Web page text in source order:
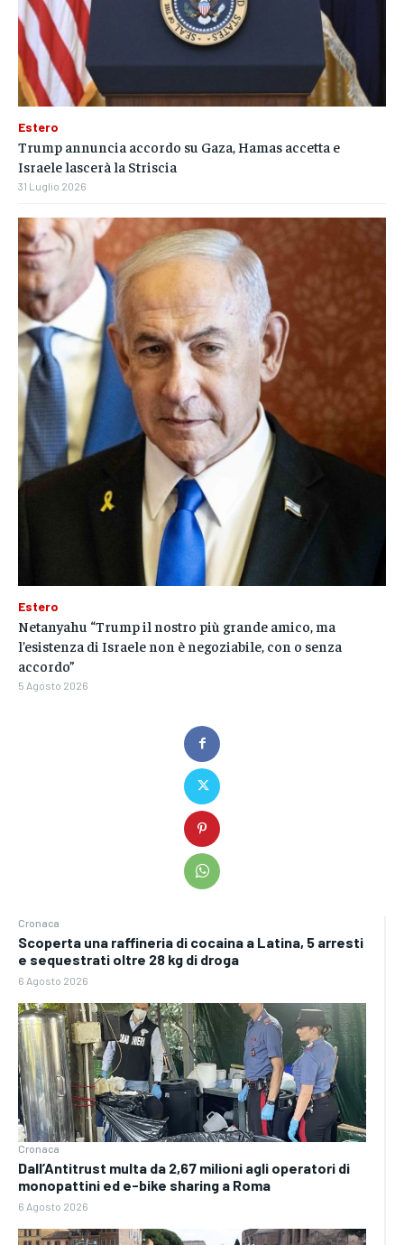
Cronaca
Scoperta una raffineria di cocaina a Latina, 5 arresti
e sequestrati oltre 28 kg di droga
6 Agosto 2026
Cronaca
Dall’Antitrust multa da 2,67 milioni agli operatori di
monopattini ed e-bike sharing a Roma
6 Agosto 2026
Estero
Trump annuncia accordo su Gaza, Hamas accetta e
Israele lascerà la Striscia
31 Luglio 2026
Estero
Netanyahu “Trump il nostro più grande amico, ma
l’esistenza di Israele non è negoziabile, con o senza
accordo”
5 Agosto 2026